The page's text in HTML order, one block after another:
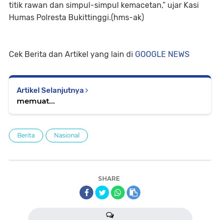
titik rawan dan simpul-simpul kemacetan,” ujar Kasi
Humas Polresta Bukittinggi.(hms-ak)
Cek Berita dan Artikel yang lain di GOOGLE NEWS
Artikel Selanjutnya
memuat...
Berita Nasional
SHARE